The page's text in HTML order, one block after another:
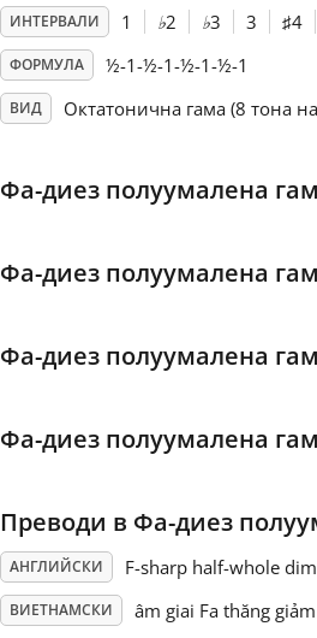
Español
日本語
Polski
Português
ИНТЕРВАЛИ 1 ♭2 ♭3 3 ♯4
ФОРМУЛА ½-1-½-1-½-1-½-1
ВИД Октатонична гама (8 тона
Фа-диез полуумалена
Фа-диез полуумалена
Фа-диез полуумалена
Фа-диез полуумалена
Преводи в Фа-диез
АНГЛИЙСКИ F-sharp half-whole
ВИЕТНАМСКИ âm giai Fa thăng